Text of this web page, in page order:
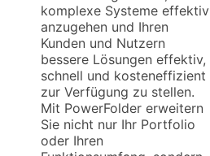
komplexe Systeme effektiv
anzugehen und Ihren
Kunden und Nutzern
bessere Lösungen effektiv,
schnell und kosteneffizient
zur Verfügung zu stellen.
Mit PowerFolder erweitern
Sie nicht nur Ihr Portfolio
oder Ihren